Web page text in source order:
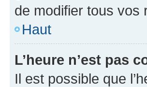
de modifier tous vos
Haut
L’heure n’est pas
Il est possible que